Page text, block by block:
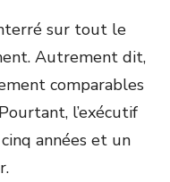
sur tout le
Autrement dit,
comparables
l’exécutif
années et un